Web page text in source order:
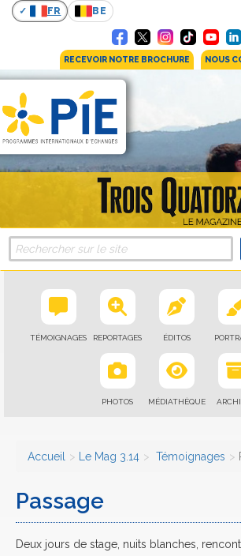
FR BE
RECEVOIR NOTRE BROCHURE NOUS
TÉMOIGNAGES REPORTAGES ÉDITOS
PHOTOS MÉDIATHÈQUE
Accueil Le Mag 3.14 Témoignages
Passage
Deux jours de stage, nuits blanches,